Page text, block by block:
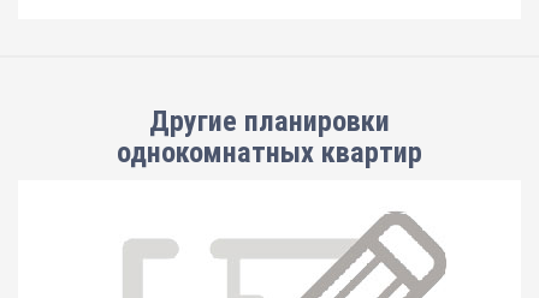
Другие планировки
однокомнатных квартир